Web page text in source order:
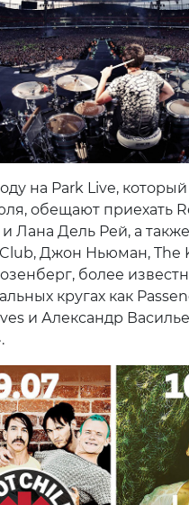
на Park Live,
обещают приехать
и Лана Дель Рей, а
Джон Ньюман, The
более
кругах как
и Александр